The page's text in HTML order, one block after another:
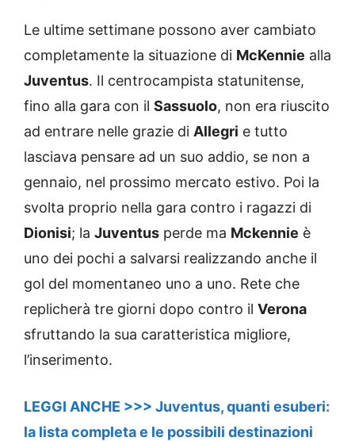
Le ultime settimane possono aver cambiato
completamente la situazione di McKennie alla
Juventus. Il centrocampista statunitense,
fino alla gara con il Sassuolo, non era riuscito
ad entrare nelle grazie di Allegri e tutto
lasciava pensare ad un suo addio, se non a
gennaio, nel prossimo mercato estivo. Poi la
svolta proprio nella gara contro i ragazzi di
Dionisi; la Juventus perde ma Mckennie è
uno dei pochi a salvarsi realizzando anche il
gol del momentaneo uno a uno. Rete che
replicherà tre giorni dopo contro il Verona
sfruttando la sua caratteristica migliore,
l’inserimento.
LEGGI ANCHE >>> Juventus, quanti esuberi:
la lista completa e le possibili destinazioni